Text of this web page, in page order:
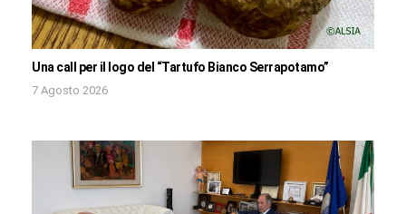
Una call per il logo del “Tartufo Bianco Serrapotamo”
7 Agosto 2026